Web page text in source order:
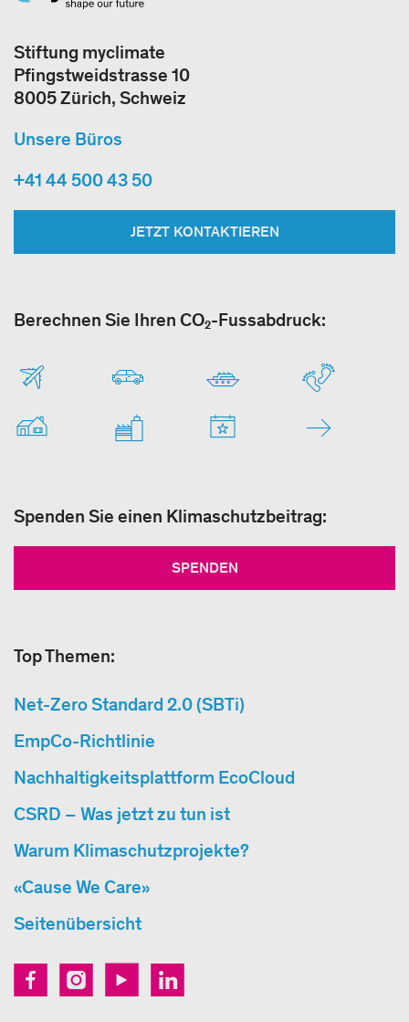
Stiftung myclimate
Pfingstweidstrasse 10
8005 Zürich, Schweiz
Unsere Büros
+41 44 500 43 50
JETZT KONTAKTIEREN
Berechnen Sie Ihren CO₂-Fussabdruck:
Spenden Sie einen Klimaschutzbeitrag:
SPENDEN
Top Themen:
Net-Zero Standard 2.0 (SBTi)
EmpCo-Richtlinie
Nachhaltigkeitsplattform EcoCloud
CSRD – Was jetzt zu tun ist
Warum Klimaschutzprojekte?
«Cause We Care»
Seitenübersicht